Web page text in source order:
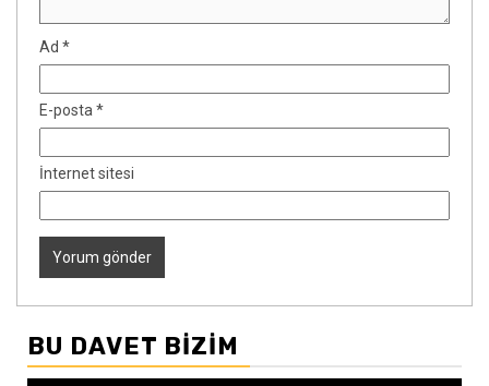
Ad *
E-posta *
İnternet sitesi
BU DAVET BIZIM